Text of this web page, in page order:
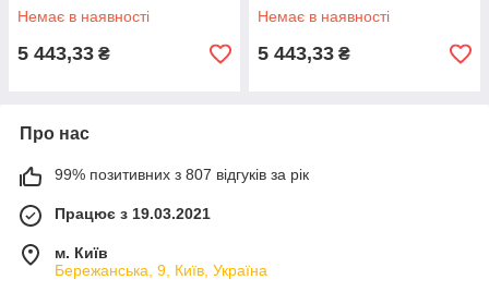
Немає в наявності
5 443,33 ₴
Немає в наявності
5 443,33 ₴
Про нас
99% позитивних з 807 відгуків за рік
Працює з 19.03.2021
м. Київ
Бережанська, 9, Київ, Україна